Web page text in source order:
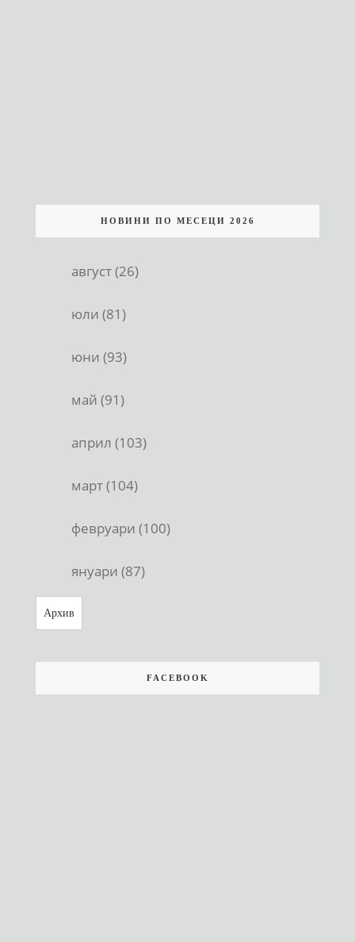
НОВИНИ ПО МЕСЕЦИ 2026
август (26)
юли (81)
юни (93)
май (91)
април (103)
март (104)
февруари (100)
януари (87)
Архив
FACEBOOK